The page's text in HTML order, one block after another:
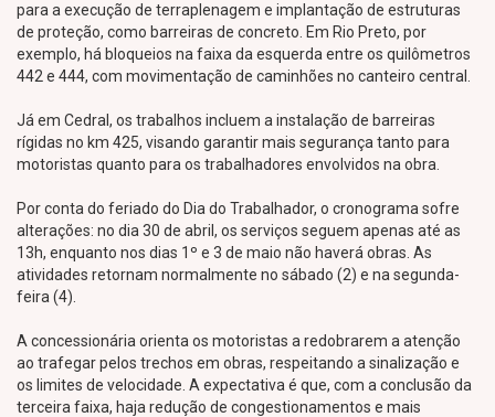
para a execução de terraplenagem e implantação de estruturas
de proteção, como barreiras de concreto. Em Rio Preto, por
exemplo, há bloqueios na faixa da esquerda entre os quilômetros
442 e 444, com movimentação de caminhões no canteiro central.
Já em Cedral, os trabalhos incluem a instalação de barreiras
rígidas no km 425, visando garantir mais segurança tanto para
motoristas quanto para os trabalhadores envolvidos na obra.
Por conta do feriado do Dia do Trabalhador, o cronograma sofre
alterações: no dia 30 de abril, os serviços seguem apenas até as
13h, enquanto nos dias 1º e 3 de maio não haverá obras. As
atividades retornam normalmente no sábado (2) e na segunda-
feira (4).
A concessionária orienta os motoristas a redobrarem a atenção
ao trafegar pelos trechos em obras, respeitando a sinalização e
os limites de velocidade. A expectativa é que, com a conclusão da
terceira faixa, haja redução de congestionamentos e mais